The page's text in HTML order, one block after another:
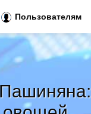
Пользователям